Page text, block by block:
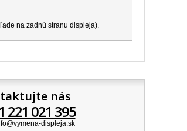
na zadnú stranu displeja).
nás
221 021 395
displeja.sk